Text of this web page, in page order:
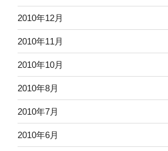
2010年12月
2010年11月
2010年10月
2010年8月
2010年7月
2010年6月